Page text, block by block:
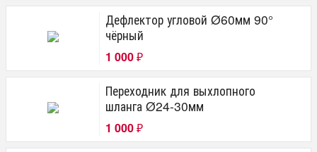
Дефлектор угловой Ø60мм 90°
чёрный
1 000 ₽
Переходник для выхлопного
шланга Ø24-30мм
1 000 ₽